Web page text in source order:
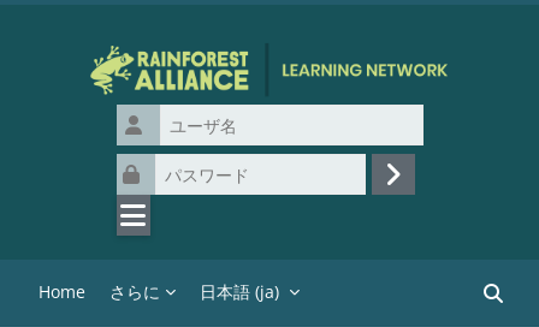
ユーザ名
パスワード
ログイン
Home さらに 日本語 ‎(ja)‎
コー